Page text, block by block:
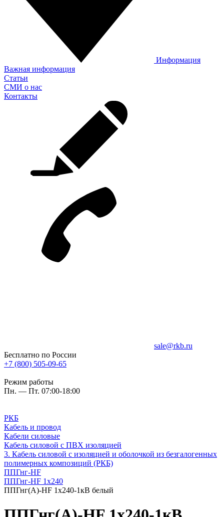
Информация
Важная информация
Статьи
СМИ о нас
Контакты
sale@rkb.ru
Бесплатно по России
+7 (800) 505-09-65
Режим работы
Пн. — Пт. 07:00-18:00
РКБ
Кабель и провод
Кабели силовые
Кабель силовой с ПВХ изоляцией
3. Кабель силовой с изоляцией и оболочкой из безгалогенных
полимерных композиций (РКБ)
ППГнг-HF
ППГнг-HF 1х240
ППГнг(А)-HF 1х240-1кВ белый